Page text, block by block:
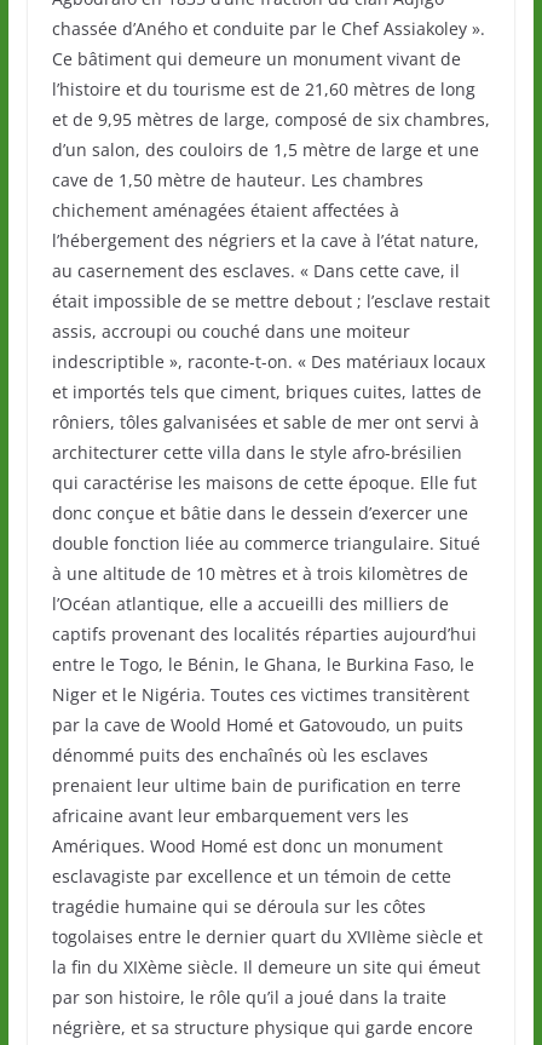
chassée d’Aného et conduite par le Chef Assiakoley ».
Ce bâtiment qui demeure un monument vivant de
l’histoire et du tourisme est de 21,60 mètres de long
et de 9,95 mètres de large, composé de six chambres,
d’un salon, des couloirs de 1,5 mètre de large et une
cave de 1,50 mètre de hauteur. Les chambres
chichement aménagées étaient affectées à
l’hébergement des négriers et la cave à l’état nature,
au casernement des esclaves. « Dans cette cave, il
était impossible de se mettre debout ; l’esclave restait
assis, accroupi ou couché dans une moiteur
indescriptible », raconte-t-on. « Des matériaux locaux
et importés tels que ciment, briques cuites, lattes de
rôniers, tôles galvanisées et sable de mer ont servi à
architecturer cette villa dans le style afro-brésilien
qui caractérise les maisons de cette époque. Elle fut
donc conçue et bâtie dans le dessein d’exercer une
double fonction liée au commerce triangulaire. Situé
à une altitude de 10 mètres et à trois kilomètres de
l’Océan atlantique, elle a accueilli des milliers de
captifs provenant des localités réparties aujourd’hui
entre le Togo, le Bénin, le Ghana, le Burkina Faso, le
Niger et le Nigéria. Toutes ces victimes transitèrent
par la cave de Woold Homé et Gatovoudo, un puits
dénommé puits des enchaînés où les esclaves
prenaient leur ultime bain de purification en terre
africaine avant leur embarquement vers les
Amériques. Wood Homé est donc un monument
esclavagiste par excellence et un témoin de cette
tragédie humaine qui se déroula sur les côtes
togolaises entre le dernier quart du XVIIème siècle et
la fin du XIXème siècle. Il demeure un site qui émeut
par son histoire, le rôle qu’il a joué dans la traite
négrière, et sa structure physique qui garde encore